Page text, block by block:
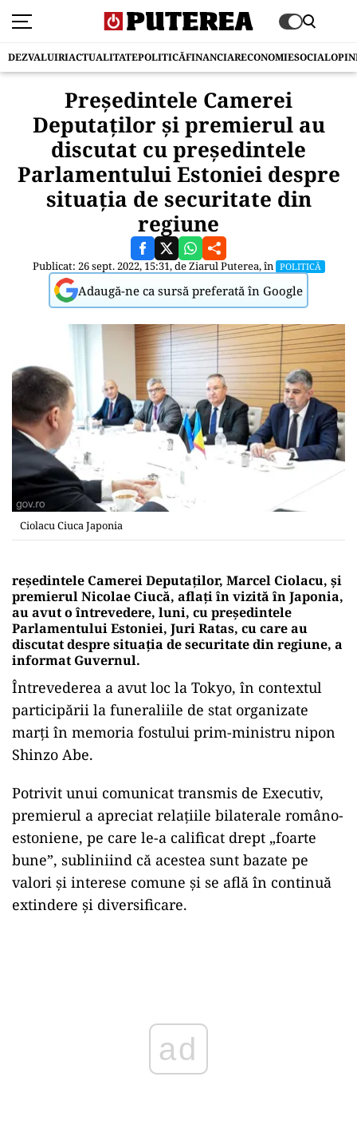
DEZVALUIRIACTUALITATEPOLITICĂFINANCIARECONOMIESOCIAL
Preşedintele Camerei
Deputaţilor şi premierul au
discutat cu preşedintele
Parlamentului Estoniei despre
situaţia de securitate din
regiune
Publicat: 26 sept. 2022, 15:31, deZiarul Puterea, în POLITICĂ
Adaugă-ne ca sursă preferată în Google
Ciolacu Ciuca Japonia
reşedintele Camerei Deputaţilor, Marcel Ciolacu, şi
premierul Nicolae Ciucă, aflaţi în vizită în Japonia,
au avut o întrevedere, luni, cu preşedintele
Parlamentului Estoniei, Juri Ratas, cu care au
discutat despre situaţia de securitate din regiune, a
informat Guvernul.
Întrevederea a avut loc la Tokyo, în contextul
participării la funeraliile de stat organizate
marţi în memoria fostului prim-ministru nipon
Shinzo Abe.
Potrivit unui comunicat transmis de Executiv,
premierul a apreciat relaţiile bilaterale româno-
estoniene, pe care le-a calificat drept „foarte
bune”, subliniind că acestea sunt bazate pe
valori şi interese comune şi se află în continuă
extindere şi diversificare.